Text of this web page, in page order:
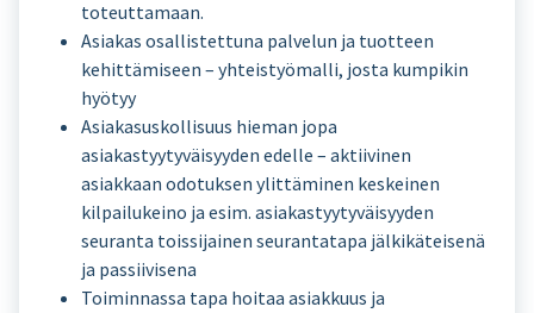
toteuttamaan.
Asiakas osallistettuna palvelun ja tuotteen
kehittämiseen – yhteistyömalli, josta kumpikin
hyötyy
Asiakasuskollisuus hieman jopa
asiakastyytyväisyyden edelle – aktiivinen
asiakkaan odotuksen ylittäminen keskeinen
kilpailukeino ja esim. asiakastyytyväisyyden
seuranta toissijainen seurantatapa jälkikäteisenä
ja passiivisena
Toiminnassa tapa hoitaa asiakkuus ja